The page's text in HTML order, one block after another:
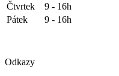
Čtvrtek
9 - 16h
Pátek
9 - 16h
Odkazy